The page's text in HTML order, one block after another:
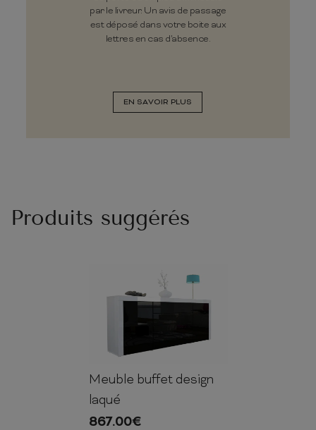
par le livreur. Un avis de passage
est déposé dans votre boite aux
lettres en cas d'absence.
EN SAVOIR PLUS
Produits suggérés
72cm 167cm 35cm
Meuble buffet design
laqué
867.00€